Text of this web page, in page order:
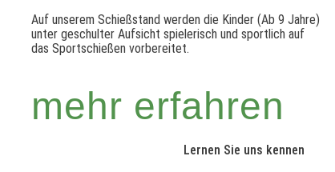
Auf unserem Schießstand werden die Kinder (Ab 9 Jahre)
unter geschulter Aufsicht spielerisch und sportlich auf
das Sportschießen vorbereitet.
mehr erfahren
Lernen Sie uns kennen